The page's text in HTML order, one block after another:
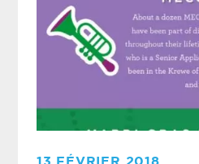
13 FÉVRIER 2018